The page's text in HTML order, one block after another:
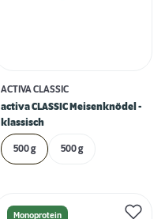
ACTIVA CLASSIC
activa CLASSIC Meisenknödel -
klassisch
500 g 500 g
Monoprotein